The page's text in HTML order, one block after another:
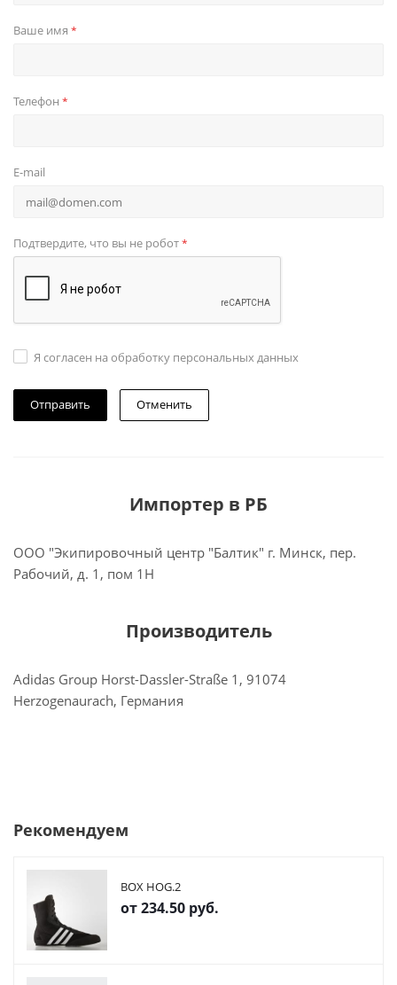
Ваше имя *
Телефон *
E-mail
Подтвердите, что вы не робот*
Я согласен на обработку персональных данных
Отменить
Импортер в РБ
ООО "Экипировочный центр "Балтик" г. Минск, пер.
Рабочий, д. 1, пом 1Н
Производитель
Adidas Group Horst-Dassler-Straße 1, 91074
Herzogenaurach, Германия
Рекомендуем
BOX HOG.2
от234.50 руб.